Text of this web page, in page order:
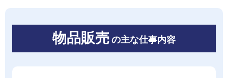
物品販売 の主な仕事内容